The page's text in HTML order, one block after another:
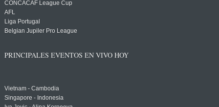
CONCACAF League Cup
AFL
Liga Portugal
Belgian Jupiler Pro League
PRINCIPALES EVENTOS EN VIVO HOY
Vietnam - Cambodia
Singapore - Indonesia